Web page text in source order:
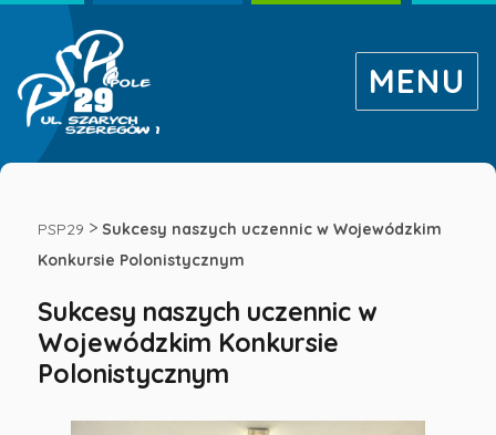
Sukcesy
naszych
w
Wojewódzkim
MENU
PSP29 > Sukcesy naszych uczennic w Wojewódzkim
Konkursie Polonistycznym
Sukcesy naszych uczennic w
Wojewódzkim Konkursie
Polonistycznym